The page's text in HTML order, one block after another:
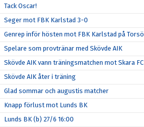
Tack Oscar!
Seger mot FBK Karlstad 3-0
Genrep inför hösten mot FBK Karlstad på Torsö
Spelare som provtränar med Skövde AIK
Skövde AIK vann träningsmatchen mot Skara FC
Skövde AIK åter i träning
Glad sommar och augustis matcher
Knapp förlust mot Lunds BK
Lunds BK (b) 27/6 16:00